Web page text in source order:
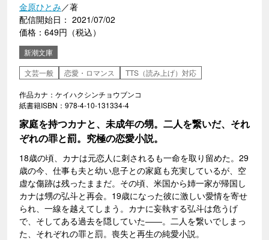
金原ひとみ／著
配信開始日： 2021/07/02
価格：649円（税込）
新潮文庫
文芸一般
恋愛・ロマンス TTS（読み上げ）対応
作品カナ：ケイハクシンチョウブンコ
紙書籍ISBN：978-4-10-131334-4
家庭を持つカナと、未成年の甥。二人を繋いだ、それ
ぞれの罪と罰。究極の恋愛小説。
18歳の頃、カナは元恋人に刺されるも一命を取り留めた。29
歳の今、仕事も夫と幼い息子との家庭も充実しているが、空
虚な傷跡は残ったままだ。その頃、米国から姉一家が帰国し
カナは甥の弘斗と再会。19歳になった彼に激しい愛情を寄せ
られ、一線を越えてしまう。カナに妄執する弘斗は危うげ
で、そしてある過去を隠していた――。二人を繋いでしまっ
た、それぞれの罪と罰。喪失と再生の純愛小説。